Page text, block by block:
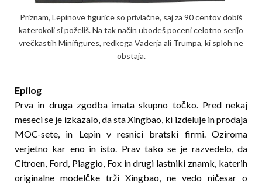
Priznam, Lepinove figurice so privlačne, saj za 90 centov dobiš
katerokoli si poželiš. Na tak način ubodeš poceni celotno serijo
vrečkastih Minifigures, redkega Vaderja ali Trumpa, ki sploh ne
obstaja.
Epilog
Prva in druga zgodba imata skupno točko. Pred nekaj
meseci se je izkazalo, da sta Xingbao, ki izdeluje in prodaja
MOC-sete, in Lepin v resnici bratski firmi. Oziroma
verjetno kar eno in isto. Prav tako se je razvedelo, da
Citroen, Ford, Piaggio, Fox in drugi lastniki znamk, katerih
originalne modelčke trži Xingbao, ne vedo ničesar o